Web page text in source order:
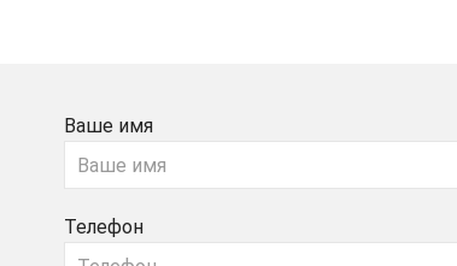
Ваше имя
Телефон